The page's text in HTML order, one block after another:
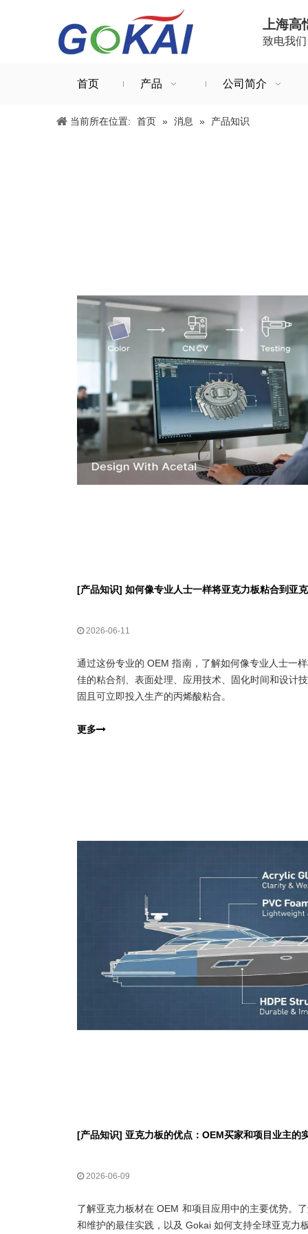
上海高
致电我们
首页 产品 公司简介
当前所在位置: 首页 » 消息 » 产品知识
[产品知识] 如何像专业人士一样将亚克力板粘合到亚
2026-06-11
通过这份专业的 OEM 指南，了解如何像专业人士一
佳的粘合剂、表面处理、应用技术、固化时间和设计
固且可立即投入生产的丙烯酸粘合。
更多
[产品知识] 亚克力板的优点：OEM买家和项目业主的
2026-06-09
了解亚克力板材在 OEM 和项目应用中的主要优势。
和维护的最佳实践，以及 Gokai 如何支持全球亚克力